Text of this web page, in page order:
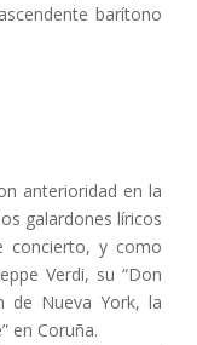
barítono
anterioridad en la
galardones líricos
concierto, y como
Verdi, su “Don
de Nueva York, la
en Coruña.